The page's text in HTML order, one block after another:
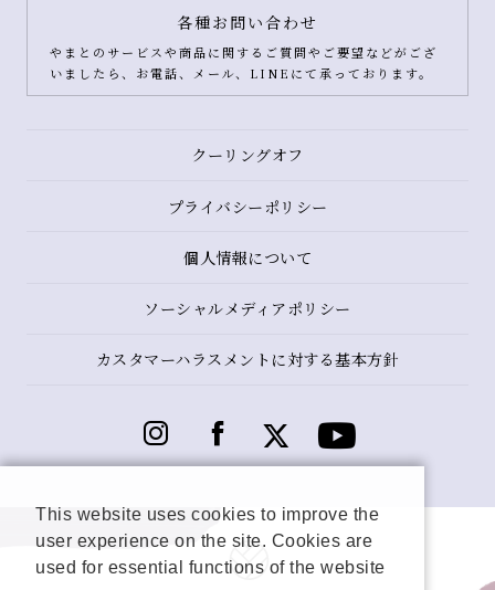
各種お問い合わせ
やまとのサービスや商品に関するご質問やご要望などがござ
いましたら、お電話、メール、LINEにて承っております。
クーリングオフ
プライバシーポリシー
個人情報について
ソーシャルメディアポリシー
カスタマーハラスメントに対する基本方針
This website uses cookies to improve the
user experience on the site. Cookies are
used for essential functions of the website